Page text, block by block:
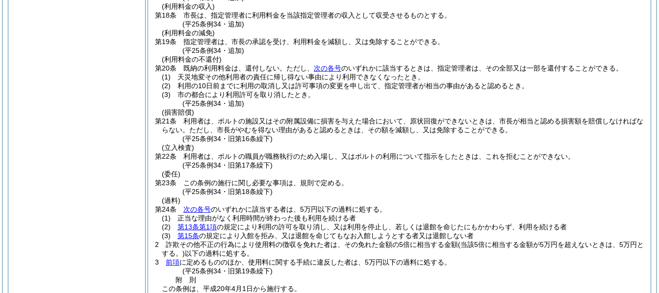
(利用料金の収入)
第18条
市長は、指定管理者に利用料金を当該指定管理者の収入として収受させるものとする。
(平25条例34・追加)
(利用料金の減免)
第19条
指定管理者は、市長の承認を受け、利用料金を減額し、又は免除することができる。
(平25条例34・追加)
(利用料金の不還付)
第20条
既納の利用料金は、還付しない。 ただし、 次の各号のいずれかに該当するときは、指定管理者は、その全部又は一部を還付することができる。
(1)
天災地変その他利用者の責任に帰し得ない事由により利用できなくなったとき。
(2)
利用の10日前までに利用の取消し又は許可事項の変更を申し出て、指定管理者が相当の事由があると認めるとき。
(3)
市の都合により利用許可を取り消したとき。
(平25条例34・追加)
(損害賠償)
第21条
利用者は、ポルトの施設又はその附属設備に損害を与えた場合において、原状回復ができないときは、市長が相当と認める損害額を賠償しなければな
らない。 ただし、市長がやむを得ない理由があると認めるときは、その額を減額し、又は免除することができる。
(平25条例34・旧第16条繰下)
(立入検査)
第22条
利用者は、ポルトの職員が職務執行のため入場し、又はポルトの利用について指示をしたときは、これを拒むことができない。
(平25条例34・旧第17条繰下)
(委任)
第23条
この条例の施行に関し必要な事項は、規則で定める。
(平25条例34・旧第18条繰下)
(過料)
第24条
次の各号のいずれかに該当する者は、5万円以下の過料に処する。
(1)
正当な理由がなく利用時間が終わった後も利用を続ける者
(2)
第13条第1項の規定により利用の許可を取り消し、又は利用を停止し、若しくは退館を命じたにもかかわらず、利用を続ける者
(3)
第15条の規定により入館を拒み、又は退館を命じてもなお入館しようとする者又は退館しない者
2
詐欺その他不正の行為により使用料の徴収を免れた者は、その免れた金額の5倍に相当する金額(当該5倍に相当する金額が5万円を超えないときは、5万円と
する。)以下の過料に処する。
3
前項に定めるもののほか、使用料に関する手続に違反した者は、5万円以下の過料に処する。
(平25条例34・旧第19条繰下)
附 則
この条例は、平成20年4月1日から施行する。